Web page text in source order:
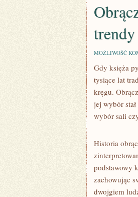
trendy
MOŻLIWOŚĆ
Gdy księża
tysiące lat
kręgu.
jej wybór
wybór sali
Historia
podstawowy
zachowując
dwojgiem